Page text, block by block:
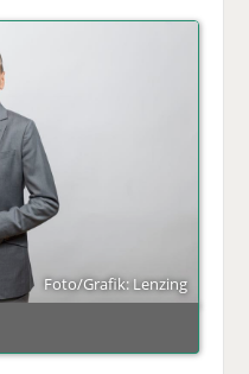
Foto/Grafik: Lenzing